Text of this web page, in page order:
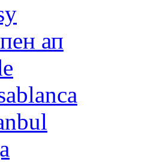
ап